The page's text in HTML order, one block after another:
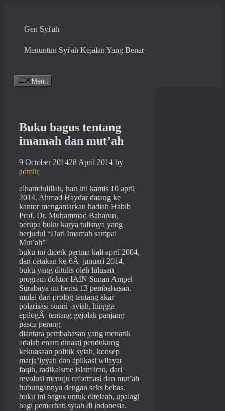
contentGen Syi'ah
Menuntun Syi'ah Kejalan Yang Benar
Menu
Buku bagus tentang
imamah dan mut’ah
9 October 201428 April 2014 by
admin
alhamdulillah, hari ini kamis 10 april
2014, Ahmad Haydar datang ke
kantor mengantarkan hadiah Habib
Prof. Dr. Muhammad Baharun,
berupa buku karya tulisnya yang
berjudul “Dari Imamah sampai
Mut’ah”
buku ini dicetk pertma kali april 2004,
dan cetakan ke-6Â januari 2014.
buku yang ditulis oleh lulusan
program doktor IAIN Sunan Ampel
Surabaya ini berisi 13 pembahasan,
mulai dari prolog tentang akar
polarisasi sunni -syiah, hingga
epilogÂ tentang gejolak panjang
pasca perang.
diantara pembahasan yang menarik
adalah enam dinasti pendukung
kekuasaan politik syiah, konsep
marja’iyyah dan aplikasi wilayat
faqih, radikalsme islam iran, dari
revolusi menuju reformasi dan mut’ah
hubungannya dengan seks bebas.
buku ini bagus untuk ditelaah, apalagi
bagi pemerhati syiah di indonesia.